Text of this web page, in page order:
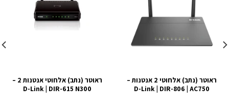
ראוטר (נתב) אלחוטי 2 אנטנות –
D-Link | DIR-806 | AC750
ראוטר (נתב) אלחוטי אנטנות 2 –
D-Link | DIR-615 N300